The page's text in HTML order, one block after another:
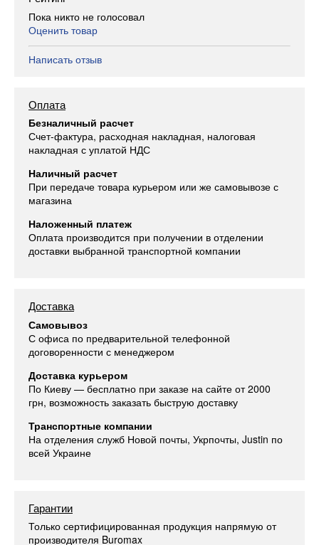
Пока никто не голосовал
Оценить товар
Написать отзыв
Оплата
Безналичный расчет
Счет-фактура, расходная накладная, налоговая
накладная с уплатой НДС
Наличный расчет
При передаче товара курьером или же самовывозе с
магазина
Наложенный платеж
Оплата производится при получении в отделении
доставки выбранной транспортной компании
Доставка
Самовывоз
С офиса по предварительной телефонной
договоренности с менеджером
Доставка курьером
По Киеву — бесплатно при заказе на сайте от 2000
грн, возможность заказать быструю доставку
Транспортные компании
На отделения служб Новой почты, Укрпочты, Justin по
всей Украине
Гарантии
Только сертифицированная продукция напрямую от
производителя Buromax